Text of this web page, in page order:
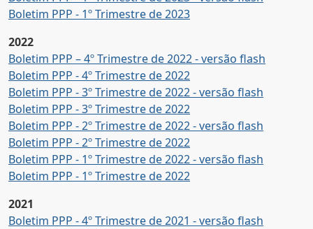
Boletim PPP - 1º Trimestre de 2023
2022
Boletim PPP – 4º Trimestre de 2022 - versão flash
Boletim PPP - 4º Trimestre de 2022
Boletim PPP - 3º Trimestre de 2022 - versão flash
Boletim PPP - 3º Trimestre de 2022
Boletim PPP - 2º Trimestre de 2022 - versão flash
Boletim PPP - 2º Trimestre de 2022
Boletim PPP - 1º Trimestre de 2022 - versão flash
Boletim PPP - 1º Trimestre de 2022
2021
Boletim PPP - 4º Trimestre de 2021 - versão flash